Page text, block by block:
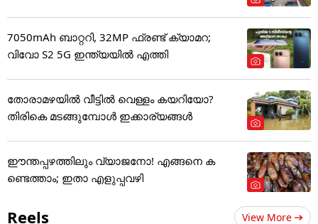
7050mAh ബാറ്ററി, 32MP ഫ്രണ്ട് ക്യാമറ;
വിവോ S2 5G ഇന്ത്യയിൽ എത്തി
തോരാമഴയിൽ വീട്ടിൽ വെള്ളം കയറിയോ?
തിരികെ മടങ്ങുമ്പോൾ ഇക്കാര്യങ്ങൾ
ഈന്തപ്പഴത്തിലും വ്യാജനോ! എങ്ങനെ ക
ണ്ടെത്താം; ഇതാ എളുപ്പവഴി
Reels View More